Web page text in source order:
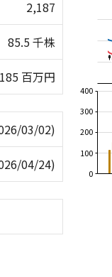
2,187
85.5 千株
185 百万円
03/02)
04/24)
0
100
200
300
400